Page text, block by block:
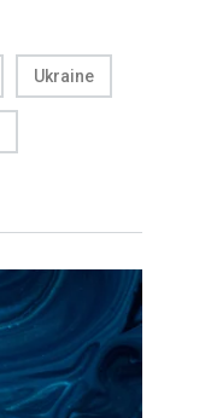
Ukraine